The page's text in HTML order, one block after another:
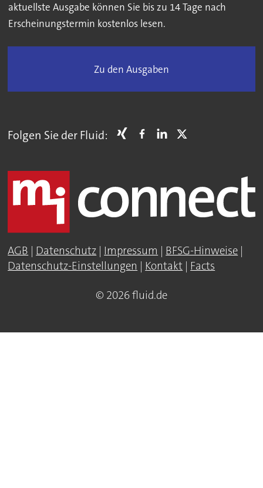
aktuellste Ausgabe können Sie bis zu 14 Tage nach
Erscheinungstermin kostenlos lesen.
Zu den Ausgaben
Folgen Sie der Fluid:
AGB | Datenschutz | Impressum | BFSG-Hinweise |
Datenschutz-Einstellungen | Kontakt | Facts
© 2026 fluid.de